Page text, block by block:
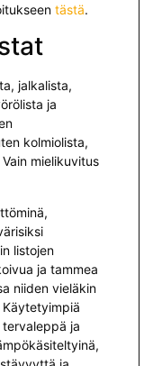
tästä.
jalkalista,
ja
kolmiolista,
mielikuvitus
listojen
ja tammea
niiden vieläkin
ja